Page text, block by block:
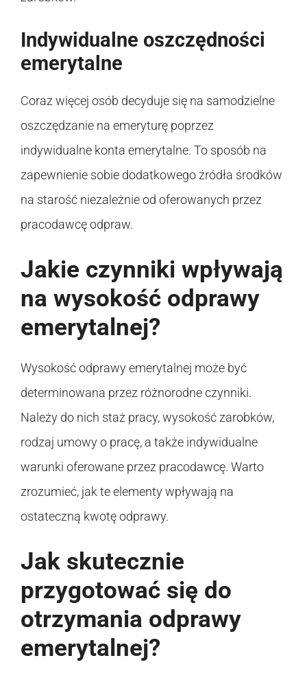
Indywidualne oszczędności
emerytalne
Coraz więcej osób decyduje się na samodzielne
oszczędzanie na emeryturę poprzez
indywidualne konta emerytalne. To sposób na
zapewnienie sobie dodatkowego źródła środków
na starość niezależnie od oferowanych przez
pracodawcę odpraw.
Jakie czynniki wpływają
na wysokość odprawy
emerytalnej?
Wysokość odprawy emerytalnej może być
determinowana przez różnorodne czynniki.
Należy do nich staż pracy, wysokość zarobków,
rodzaj umowy o pracę, a także indywidualne
warunki oferowane przez pracodawcę. Warto
zrozumieć, jak te elementy wpływają na
ostateczną kwotę odprawy.
Jak skutecznie
przygotować się do
otrzymania odprawy
emerytalnej?